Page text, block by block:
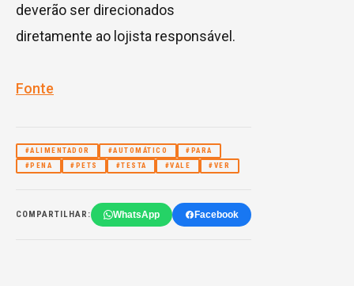
deverão ser direcionados
diretamente ao lojista responsável.
Fonte
#ALIMENTADOR #AUTOMÁTICO
#PARA
#PENA
#PETS #TESTA #VALE #VER
COMPARTILHAR: WhatsApp Facebook